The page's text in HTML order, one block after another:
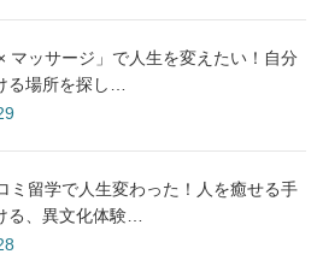
マッサージ」で人生を変えたい！自分
る場所を探し…
ミ留学で人生変わった！人を癒せる手
る、異文化体験…